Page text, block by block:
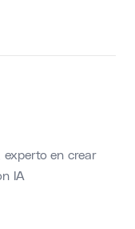
experto en crear
IA